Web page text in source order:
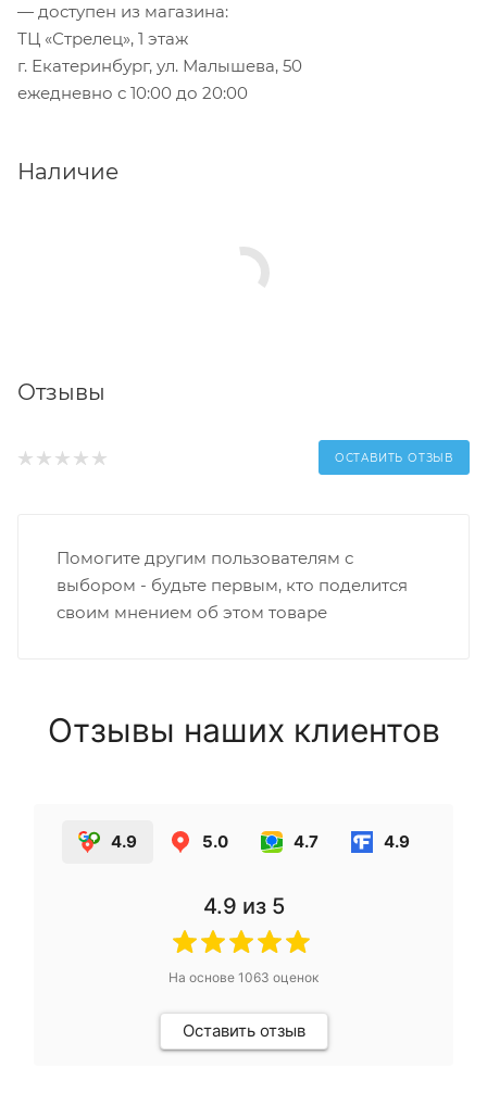
— доступен из магазина:
ТЦ «Стрелец», 1 этаж
г. Екатеринбург, ул. Малышева, 50
ежедневно с 10:00 до 20:00
Наличие
Отзывы
ОСТАВИТЬ ОТЗЫВ
Помогите другим пользователям с
выбором - будьте первым, кто поделится
своим мнением об этом товаре
Отзывы наших клиентов
4.9 5.0 4.7 4.9
4.9 из 5
На основе 1063 оценок
Оставить отзыв